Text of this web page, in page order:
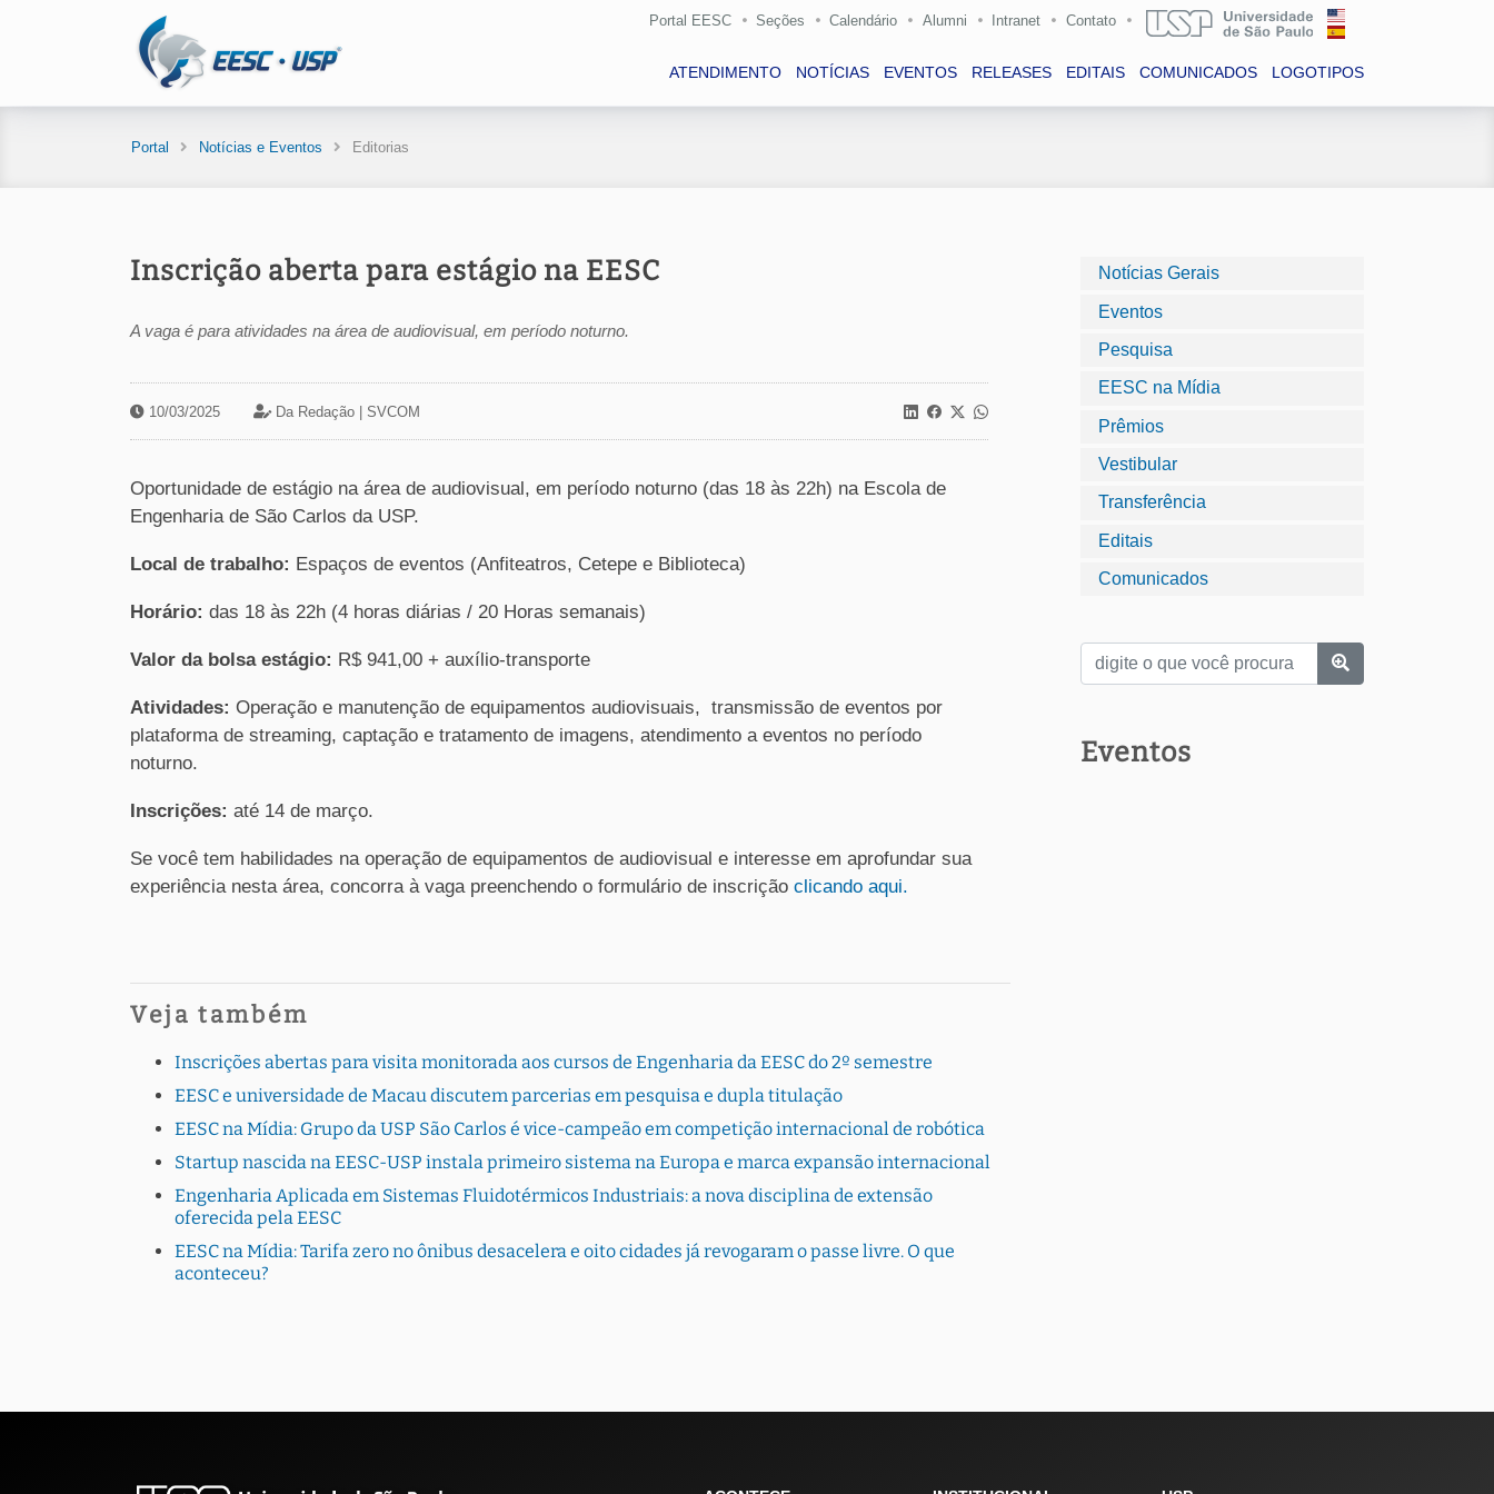
Portal EESC Seções Calendário Alumni Intranet Contato
ATENDIMENTO NOTÍCIAS EVENTOS RELEASES EDITAIS COMUNICADOS LOGOTIPOS
Portal Notícias e Eventos Editorias
Inscrição aberta para estágio na EESC
A vaga é para atividades na área de audiovisual, em período noturno.
10/03/2025 Da Redação | SVCOM
Oportunidade de estágio na área de audiovisual, em período noturno (das 18 às 22h) na Escola de
Engenharia de São Carlos da USP.
Local de trabalho: Espaços de eventos (Anfiteatros, Cetepe e Biblioteca)
Horário: das 18 às 22h (4 horas diárias / 20 Horas semanais)
Valor da bolsa estágio: R$ 941,00 + auxílio-transporte
Atividades: Operação e manutenção de equipamentos audiovisuais, transmissão de eventos por
plataforma de streaming, captação e tratamento de imagens, atendimento a eventos no período
noturno.
Inscrições: até 14 de março.
Se você tem habilidades na operação de equipamentos de audiovisual e interesse em aprofundar sua
experiência nesta área, concorra à vaga preenchendo o formulário de inscrição clicando aqui.
Veja também
Inscrições abertas para visita monitorada aos cursos de Engenharia da EESC do 2º semestre
EESC e universidade de Macau discutem parcerias em pesquisa e dupla titulação
EESC na Mídia: Grupo da USP São Carlos é vice-campeão em competição internacional de robótica
Startup nascida na EESC-USP instala primeiro sistema na Europa e marca expansão internacional
Engenharia Aplicada em Sistemas Fluidotérmicos Industriais: a nova disciplina de extensão
oferecida pela EESC
EESC na Mídia: Tarifa zero no ônibus desacelera e oito cidades já revogaram o passe livre. O que
aconteceu?
Notícias Gerais
Eventos
Pesquisa
EESC na Mídia
Prêmios
Vestibular
Transferência
Editais
Comunicados
Eventos